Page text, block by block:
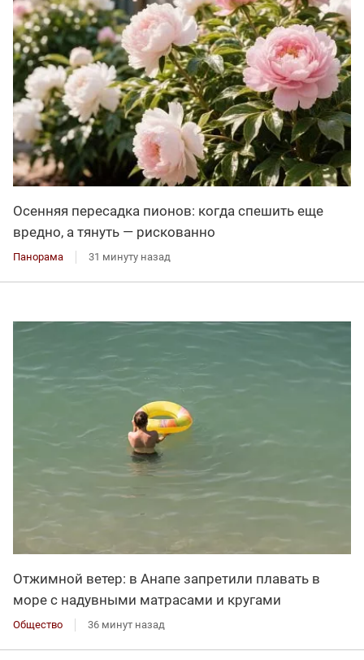
Осенняя пересадка пионов: когда спешить еще
вредно, а тянуть — рискованно
Панорама 31 минуту назад
Отжимной ветер: в Анапе запретили плавать в
море с надувными матрасами и кругами
Общество 36 минут назад